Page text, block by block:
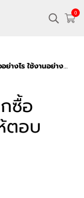
0
งไร ให้ตอบโจทย์ความต้องการ
ซื้อ
ตอบ